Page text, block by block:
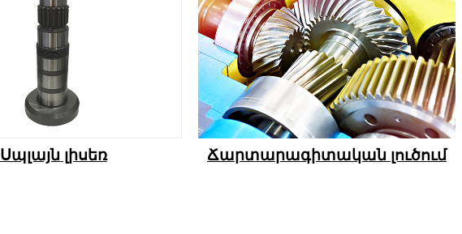
Սպլայն լիսեռ Ճարտարագիտական ​​լուծում